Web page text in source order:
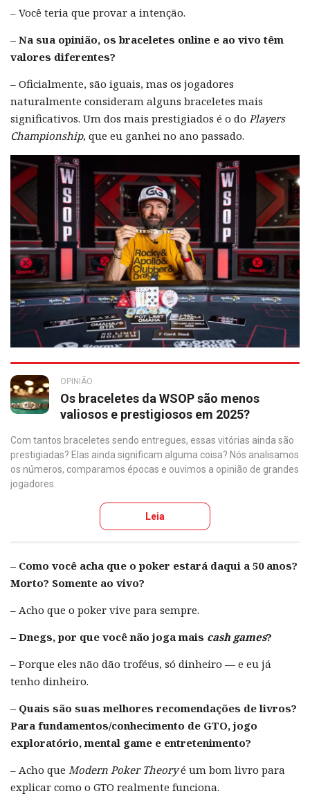
– Você teria que provar a intenção.
– Na sua opinião, os braceletes online e ao vivo têm
valores diferentes?
– Oficialmente, são iguais, mas os jogadores
naturalmente consideram alguns braceletes mais
significativos. Um dos mais prestigiados é o do Players
Championship, que eu ganhei no ano passado.
OPINIÃO
Os braceletes da WSOP são menos
valiosos e prestigiosos em 2025?
Com tantos braceletes sendo entregues, essas vitórias ainda são
prestigiadas? Elas ainda significam alguma coisa? Nós analisamos
os números, comparamos épocas e ouvimos a opinião de grandes
jogadores.
Leia
– Como você acha que o poker estará daqui a 50 anos?
Morto? Somente ao vivo?
– Acho que o poker vive para sempre.
– Dnegs, por que você não joga mais cash games?
– Porque eles não dão troféus, só dinheiro — e eu já
tenho dinheiro.
– Quais são suas melhores recomendações de livros?
Para fundamentos/conhecimento de GTO, jogo
exploratório, mental game e entretenimento?
– Acho que Modern Poker Theoryé um bom livro para
explicar como o GTO realmente funciona.